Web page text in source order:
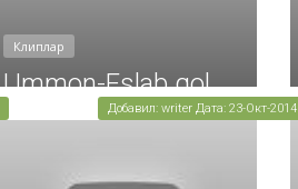
Клиплар
Ummon-Eslab qol
Добавил: writer Дата: 23-Окт-2014